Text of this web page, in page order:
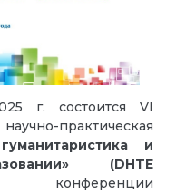
г. состоится VI
практическая
и
(DHTE
конференции